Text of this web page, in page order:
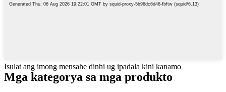
Isulat ang imong mensahe dinhi ug ipadala kini kanamo
Mga kategorya sa mga produkto